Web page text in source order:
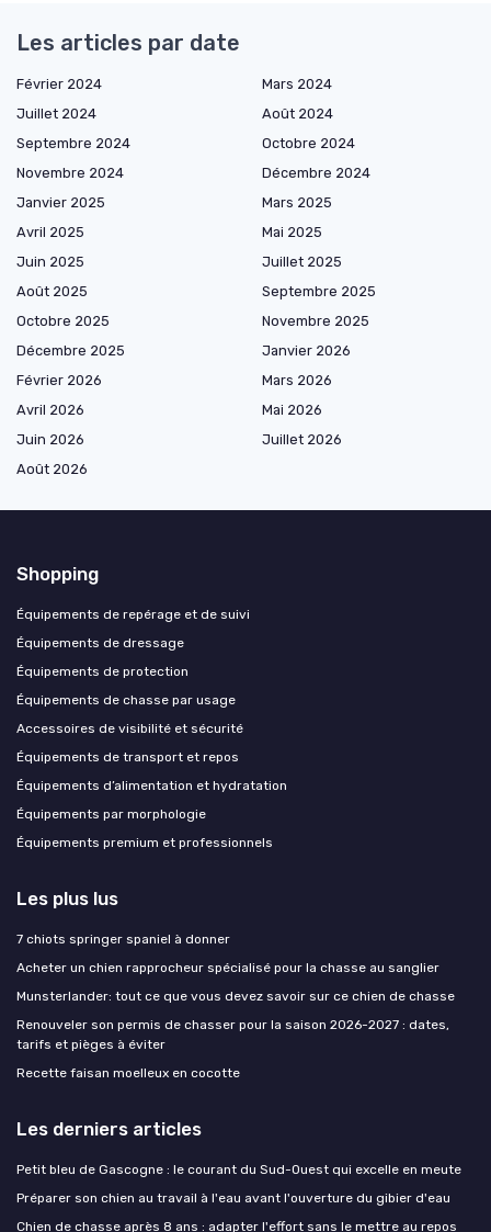
Les articles par date
Février 2024
Mars 2024
Juillet 2024
Août 2024
Septembre 2024
Octobre 2024
Novembre 2024
Décembre 2024
Janvier 2025
Mars 2025
Avril 2025
Mai 2025
Juin 2025
Juillet 2025
Août 2025
Septembre 2025
Octobre 2025
Novembre 2025
Décembre 2025
Janvier 2026
Février 2026
Mars 2026
Avril 2026
Mai 2026
Juin 2026
Juillet 2026
Août 2026
Shopping
Équipements de repérage et de suivi
Équipements de dressage
Équipements de protection
Équipements de chasse par usage
Accessoires de visibilité et sécurité
Équipements de transport et repos
Équipements d’alimentation et hydratation
Équipements par morphologie
Équipements premium et professionnels
Les plus lus
7 chiots springer spaniel à donner
Acheter un chien rapprocheur spécialisé pour la chasse au sanglier
Munsterlander: tout ce que vous devez savoir sur ce chien de chasse
Renouveler son permis de chasser pour la saison 2026-2027 : dates,
tarifs et pièges à éviter
Recette faisan moelleux en cocotte
Les derniers articles
Petit bleu de Gascogne : le courant du Sud-Ouest qui excelle en meute
Préparer son chien au travail à l'eau avant l'ouverture du gibier d'eau
Chien de chasse après 8 ans : adapter l'effort sans le mettre au repos